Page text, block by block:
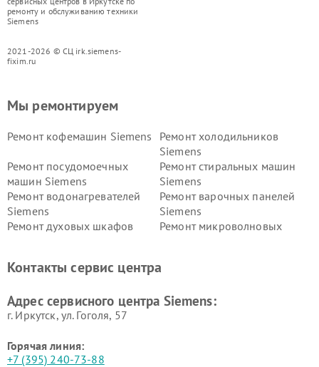
ремонту и обслуживанию техники
Siemens
2021-2026 © СЦ irk.siemens-
fixim.ru
Мы ремонтируем
Ремонт кофемашин Siemens
Ремонт холодильников
Siemens
Ремонт посудомоечных
машин Siemens
Ремонт стиральных машин
Siemens
Ремонт водонагревателей
Siemens
Ремонт варочных панелей
Siemens
Ремонт духовых шкафов
Ремонт микроволновых
Siemens
Siemens
Siemens
Siemens
Контакты сервис центра
Адрес сервисного центра Siemens:
г. Иркутск, ул. ​Гоголя, 57
Горячая линия:
+7 (395) 240-73-88